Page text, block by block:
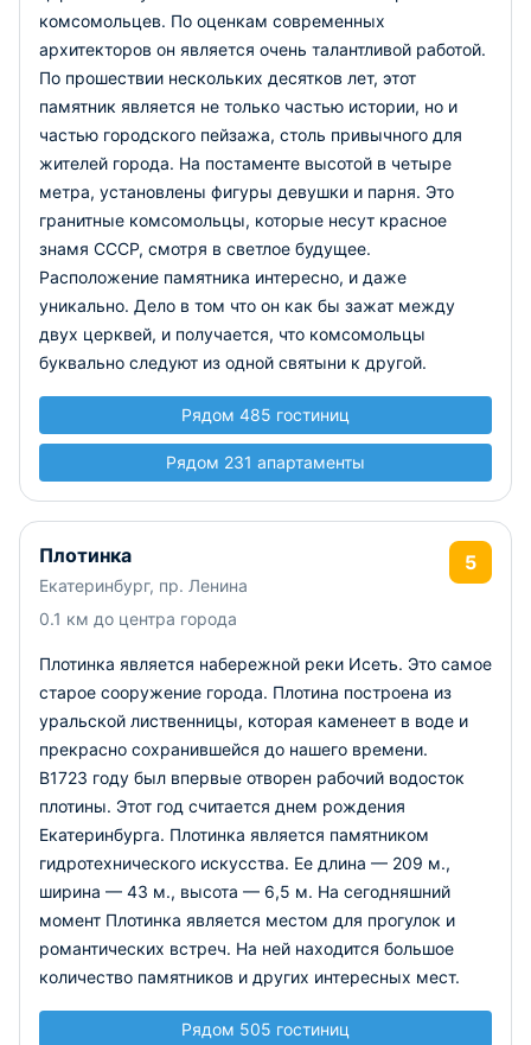
комсомольцев. По оценкам современных
архитекторов он является очень талантливой работой.
По прошествии нескольких десятков лет, этот
памятник является не только частью истории, но и
частью городского пейзажа, столь привычного для
жителей города. На постаменте высотой в четыре
метра, установлены фигуры девушки и парня. Это
гранитные комсомольцы, которые несут красное
знамя СССР, смотря в светлое будущее.
Расположение памятника интересно, и даже
уникально. Дело в том что он как бы зажат между
двух церквей, и получается, что комсомольцы
буквально следуют из одной святыни к другой.
Рядом 485 гостиниц
Рядом 231 апартаменты
Плотинка
Екатеринбург, пр. Ленина
0.1 км до центра города
5
Плотинка является набережной реки Исеть. Это самое
старое сооружение города. Плотина построена из
уральской лиственницы, которая каменеет в воде и
прекрасно сохранившейся до нашего времени.
В1723 году был впервые отворен рабочий водосток
плотины. Этот год считается днем рождения
Екатеринбурга. Плотинка является памятником
гидротехнического искусства. Ее длина — 209 м.,
ширина — 43 м., высота — 6,5 м. На сегодняшний
момент Плотинка является местом для прогулок и
романтических встреч. На ней находится большое
количество памятников и других интересных мест.
Рядом 505 гостиниц